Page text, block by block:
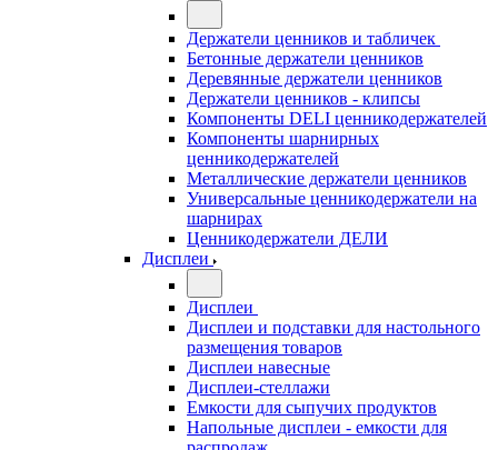
Держатели ценников и табличек
Бетонные держатели ценников
Деревянные держатели ценников
Держатели ценников - клипсы
Компоненты DELI ценникодержателей
Компоненты шарнирных
ценникодержателей
Металлические держатели ценников
Универсальные ценникодержатели на
шарнирах
Ценникодержатели ДЕЛИ
Дисплеи
Дисплеи
Дисплеи и подставки для настольного
размещения товаров
Дисплеи навесные
Дисплеи-стеллажи
Емкости для сыпучих продуктов
Напольные дисплеи - емкости для